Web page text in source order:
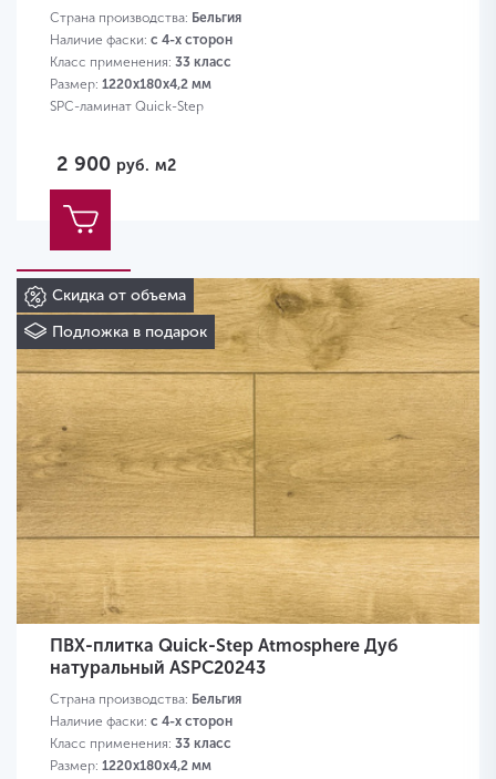
Страна производства: Бельгия
Наличие фаски: с 4-х сторон
Класс применения: 33 класс
Размер: 1220х180х4,2 мм
SPC-ламинат Quick-Step
2 900 руб. м2
Скидка от объема
Подложка в подарок
ПВХ-плитка Quick-Step Atmosphere Дуб
натуральный ASPC20243
Страна производства: Бельгия
Наличие фаски: с 4-х сторон
Класс применения: 33 класс
Размер: 1220х180х4,2 мм